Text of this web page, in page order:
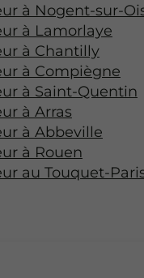
à Nogent-sur-
à Lamorlaye
à Chantilly
à Compiègne
à Saint-Quentin
à Arras
à Abbeville
à Rouen
au Touquet-